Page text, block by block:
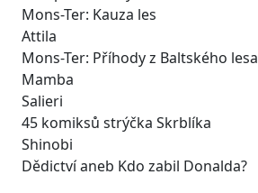
Mons-Ter: Kauza les
Attila
Mons-Ter: Příhody z Baltského lesa
Mamba
Salieri
45 komiksů strýčka Skrblíka
Shinobi
Dědictví aneb Kdo zabil Donalda?